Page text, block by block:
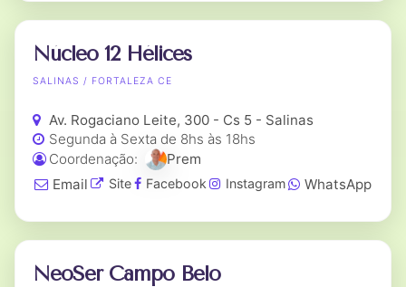
Núcleo 12 Hélices
SALINAS / FORTALEZA CE
Av. Rogaciano Leite, 300 - Cs 5 - Salinas
Segunda à Sexta de 8hs às 18hs
Coordenação:
Prem
Email
Site Facebook Instagram WhatsApp
NeoSer Campo Belo